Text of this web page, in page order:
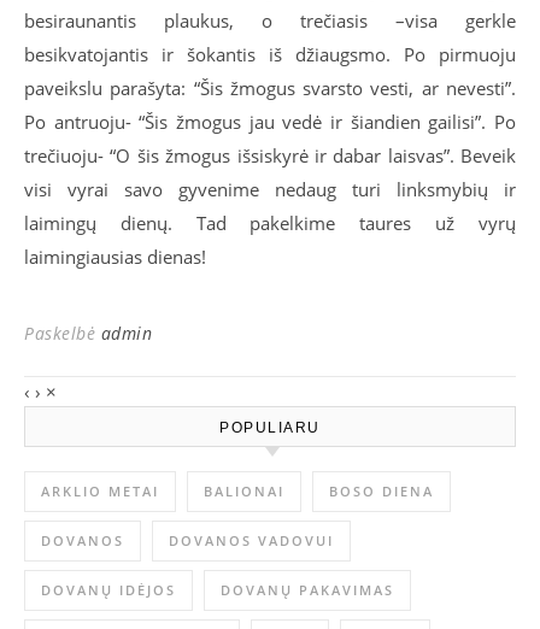
besiraunantis plaukus, o trečiasis –visa gerkle
besikvatojantis ir šokantis iš džiaugsmo. Po pirmuoju
paveikslu parašyta: “Šis žmogus svarsto vesti, ar nevesti”.
Po antruoju- “Šis žmogus jau vedė ir šiandien gailisi”. Po
trečiuoju- “O šis žmogus išsiskyrė ir dabar laisvas”. Beveik
visi vyrai savo gyvenime nedaug turi linksmybių ir
laimingų dienų. Tad pakelkime taures už vyrų
laimingiausias dienas!
Paskelbė admin
‹ › ×
POPULIARU
ARKLIO METAI BALIONAI BOSO DIENA
DOVANOS DOVANOS VADOVUI
DOVANŲ IDĖJOS DOVANŲ PAKAVIMAS